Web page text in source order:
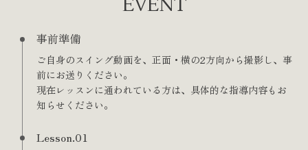
事前準備
ご自身のスイング動画を、正面・横の2方向から撮影し、事
前にお送りください。
現在レッスンに通われている方は、具体的な指導内容もお
知らせください。
Lesson.01